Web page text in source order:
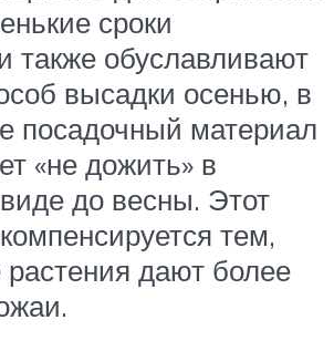
сроки
также обуславливают
высадки осенью, в
посадочный материал
«не дожить» в
до весны. Этот
тем,
дают более